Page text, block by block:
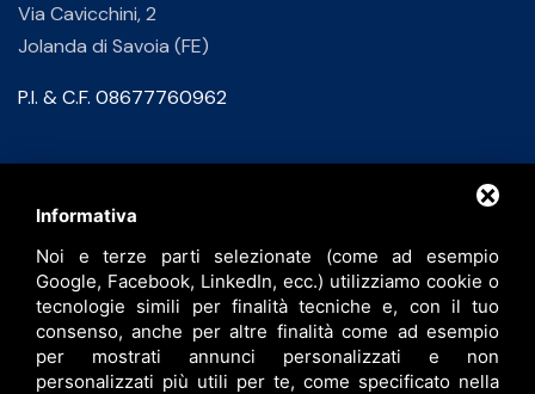
Via Cavicchini, 2
Jolanda di Savoia (FE)
P.I. & C.F. 08677760962
info@bfspa.it
+39 0532 836102
Lavora con noi
Informativa
Noi e terze parti selezionate (come ad esempio
Google, Facebook, LinkedIn, ecc.) utilizziamo cookie o
tecnologie simili per finalità tecniche e, con il tuo
consenso, anche per altre finalità come ad esempio
per mostrati annunci personalizzati e non
personalizzati più utili per te, come specificato nella